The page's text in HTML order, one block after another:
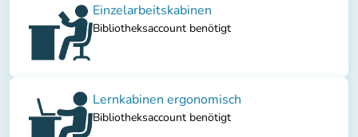
Einzelarbeitskabinen
Bibliotheksaccount benötigt
Lernkabinen ergonomisch
Bibliotheksaccount benötigt